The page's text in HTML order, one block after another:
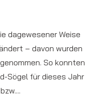
dagewesener Weise
– davon wurden
So konnten
Sögel für dieses Jahr